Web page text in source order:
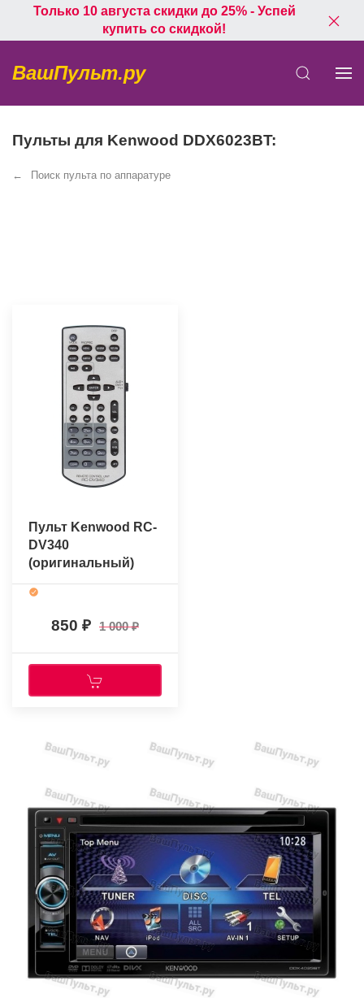
Только 10 августа скидки до 25% - Успей
купить со скидкой!
ВашПульт.ру
Пульты для Kenwood DDX6023BT:
Поиск пульта по аппаратуре
Пульт Kenwood RC-
DV340
(оригинальный)
850 1 000